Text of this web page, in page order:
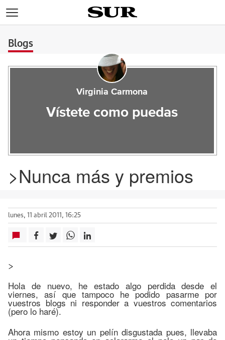
Blogs
Virginia Carmona
Vístete como puedas
>Nunca más y premios
lunes, 11 abril 2011, 16:25
>
Hola de nuevo, he estado algo perdida desde el
viernes, así que tampoco he podido pasarme por
vuestros blogs ni responder a vuestros comentarios
(pero lo haré).
Ahora mismo estoy un pelín disgustada pues, llevaba